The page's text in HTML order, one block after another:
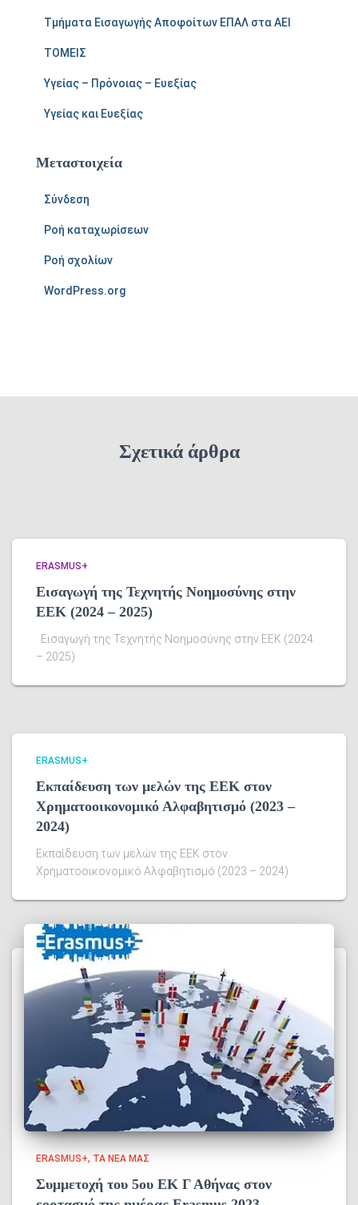
Τμήματα Εισαγωγής Αποφοίτων ΕΠΑΛ στα ΑΕΙ
ΤΟΜΕΙΣ
Υγείας – Πρόνοιας – Ευεξίας
Υγείας και Ευεξίας
Μεταστοιχεία
Σύνδεση
Ροή καταχωρίσεων
Ροή σχολίων
WordPress.org
Σχετικά άρθρα
ERASMUS+
Εισαγωγή της Τεχνητής Νοημοσύνης στην
ΕΕΚ (2024 – 2025)
Εισαγωγή της Τεχνητής Νοημοσύνης στην ΕΕΚ (2024
– 2025)
ERASMUS+
Eκπαίδευση των μελών της ΕΕΚ στον
Χρηματοοικονομικό Αλφαβητισμό (2023 –
2024)
Eκπαίδευση των μελών της ΕΕΚ στον
Χρηματοοικονομικό Αλφαβητισμό (2023 – 2024)
ERASMUS+ ΤΑ ΝΈΑ ΜΑΣ
Συμμετοχή του 5ου ΕΚ Γ Αθήνας στον